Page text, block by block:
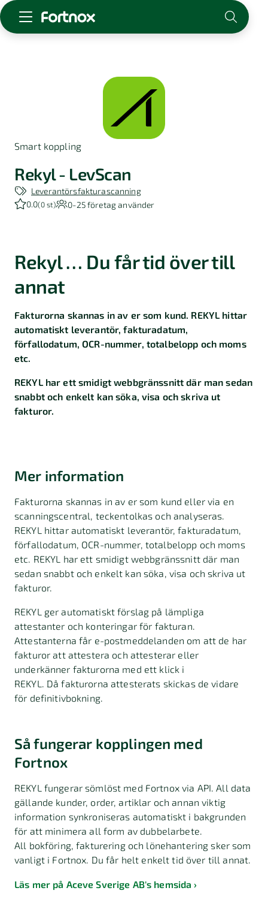
För redovisningsbyrån
Kunskap & inspiration
Logga in
Om Fortnox
Karriär
Kontakt
Smart koppling
Rekyl - LevScan
Leverantörsfakturascanning
0.0(0 st) 0-25företag använder
Rekyl … Du får tid över till
annat
Fakturorna skannas in av er som kund. REKYL hittar
automatiskt leverantör, fakturadatum,
förfallodatum, OCR-nummer, totalbelopp och moms
etc.
REKYL har ett smidigt webbgränssnitt där man sedan
snabbt och enkelt kan söka, visa och skriva ut
fakturor.
Mer information
Fakturorna skannas in av er som kund eller via en
scanningscentral, teckentolkas och analyseras.
REKYL hittar automatiskt leverantör, fakturadatum,
förfallodatum, OCR-nummer, totalbelopp och moms
etc. REKYL har ett smidigt webbgränssnitt där man
sedan snabbt och enkelt kan söka, visa och skriva ut
fakturor.
REKYL ger automatiskt förslag på lämpliga
attestanter och konteringar för fakturan.
Attestanterna får e-postmeddelanden om att de har
fakturor att attestera och attesterar eller
underkänner fakturorna med ett klick i
REKYL. Då fakturorna attesterats skickas de vidare
för definitivbokning.
Så fungerar kopplingen med
Fortnox
REKYL fungerar sömlöst med Fortnox via API. All data
gällande kunder, order, artiklar och annan viktig
information synkroniseras automatiskt i bakgrunden
för att minimera all form av dubbelarbete.
All bokföring, fakturering och lönehantering sker som
vanligt i Fortnox. Du får helt enkelt tid över till annat.
Läs mer på Aceve Sverige AB's hemsida